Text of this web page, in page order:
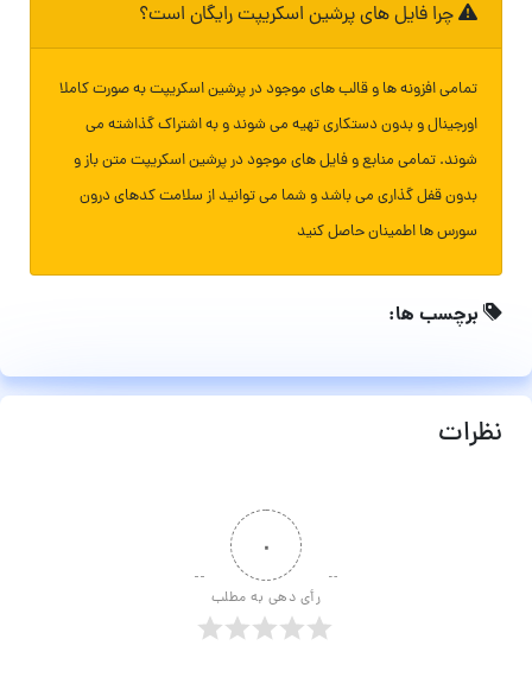
چرا فایل های پرشین اسکریپت رایگان است؟
تمامی افزونه ها و قالب های موجود در پرشین اسکریپت به صورت کاملا
اورجینال و بدون دستکاری تهیه می شوند و به اشتراک گذاشته می
شوند. تمامی منابع و فایل های موجود در پرشین اسکریپت متن باز و
بدون قفل گذاری می باشد و شما می توانید از سلامت کدهای درون
سورس ها اطمینان حاصل کنید
برچسب ها:
نظرات
۰
رأی دهی به مطلب